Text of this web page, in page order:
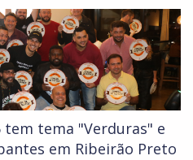
tem tema "Verduras" e
em Ribeirão Preto